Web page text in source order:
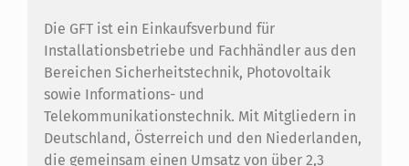
Die GFT ist ein Einkaufsverbund für
Installationsbetriebe und Fachhändler aus den
Bereichen Sicherheitstechnik, Photovoltaik
sowie Informations- und
Telekommunikationstechnik. Mit Mitgliedern in
Deutschland, Österreich und den Niederlanden,
die gemeinsam einen Umsatz von über 2,3